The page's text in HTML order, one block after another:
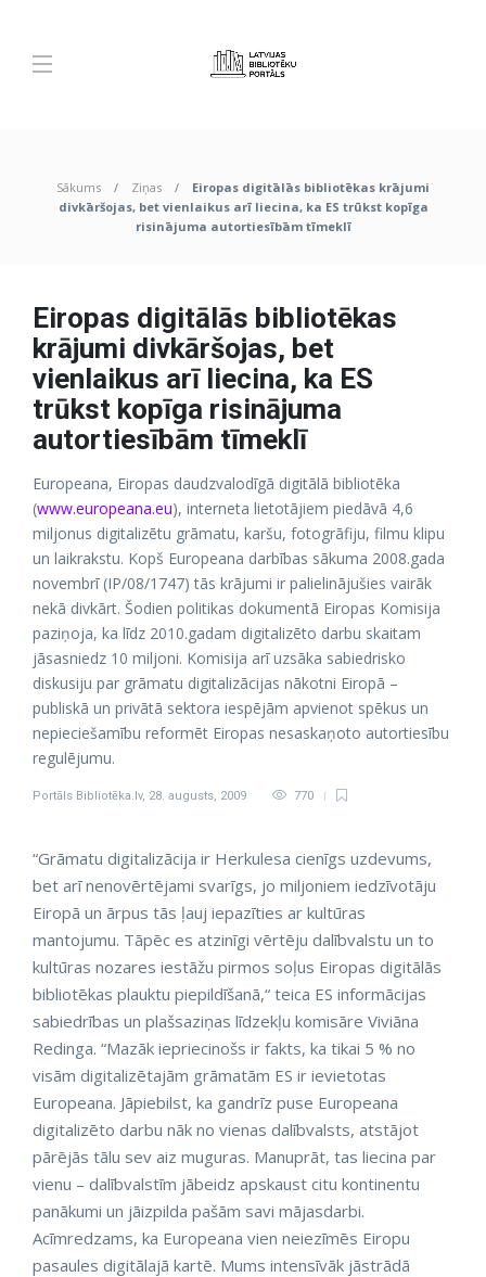
Sākums Ziņas
Eiropas digitālās bibliotēkas krājumi
divkāršojas, bet vienlaikus arī liecina, ka ES trūkst kopīga
risinājuma autortiesībām tīmeklī
Eiropas digitālās bibliotēkas
krājumi divkāršojas, bet
vienlaikus arī liecina, ka ES
trūkst kopīga risinājuma
autortiesībām tīmeklī
Europeana, Eiropas daudzvalodīgā digitālā bibliotēka
(www.europeana.eu), interneta lietotājiem piedāvā 4,6
miljonus digitalizētu grāmatu, karšu, fotogrāfiju, filmu klipu
un laikrakstu. Kopš Europeana darbības sākuma 2008.gada
novembrī (IP/08/1747) tās krājumi ir palielinājušies vairāk
nekā divkārt. Šodien politikas dokumentā Eiropas Komisija
paziņoja, ka līdz 2010.gadam digitalizēto darbu skaitam
jāsasniedz 10 miljoni. Komisija arī uzsāka sabiedrisko
diskusiju par grāmatu digitalizācijas nākotni Eiropā –
publiskā un privātā sektora iespējām apvienot spēkus un
nepieciešamību reformēt Eiropas nesaskaņoto autortiesību
regulējumu.
Portāls Bibliotēka.lv, 28. augusts, 2009 770
“Grāmatu digitalizācija ir Herkulesa cienīgs uzdevums,
bet arī nenovērtējami svarīgs, jo miljoniem iedzīvotāju
Eiropā un ārpus tās ļauj iepazīties ar kultūras
mantojumu. Tāpēc es atzinīgi vērtēju dalībvalstu un to
kultūras nozares iestāžu pirmos soļus Eiropas digitālās
bibliotēkas plauktu piepildīšanā,“ teica ES informācijas
sabiedrības un plašsaziņas līdzekļu komisāre Viviāna
Redinga. “Mazāk iepriecinošs ir fakts, ka tikai 5 % no
visām digitalizētajām grāmatām ES ir ievietotas
Europeana. Jāpiebilst, ka gandrīz puse Europeana
digitalizēto darbu nāk no vienas dalībvalsts, atstājot
pārējās tālu sev aiz muguras. Manuprāt, tas liecina par
vienu – dalībvalstīm jābeidz apskaust citu kontinentu
panākumi un jāizpilda pašām savi mājasdarbi.
Acīmredzams, ka Europeana vien neiezīmēs Eiropu
pasaules digitālajā kartē. Mums intensīvāk jāstrādā